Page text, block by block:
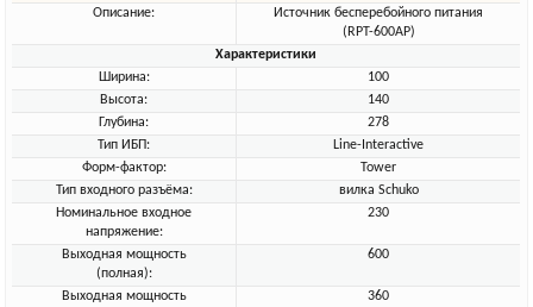
Описание:
Источник бесперебойного питания
(RPT-600AP)
Характеристики
Ширина:
100
Высота:
140
Глубина:
278
Тип ИБП:
Line-Interactive
Форм-фактор:
Tower
Тип входного разъёма:
вилка Schuko
Номинальное входное
напряжение:
230
Выходная мощность
(полная):
600
Выходная мощность
360